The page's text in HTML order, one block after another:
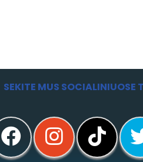
SEKITE MUS SOCIALINIUOSE